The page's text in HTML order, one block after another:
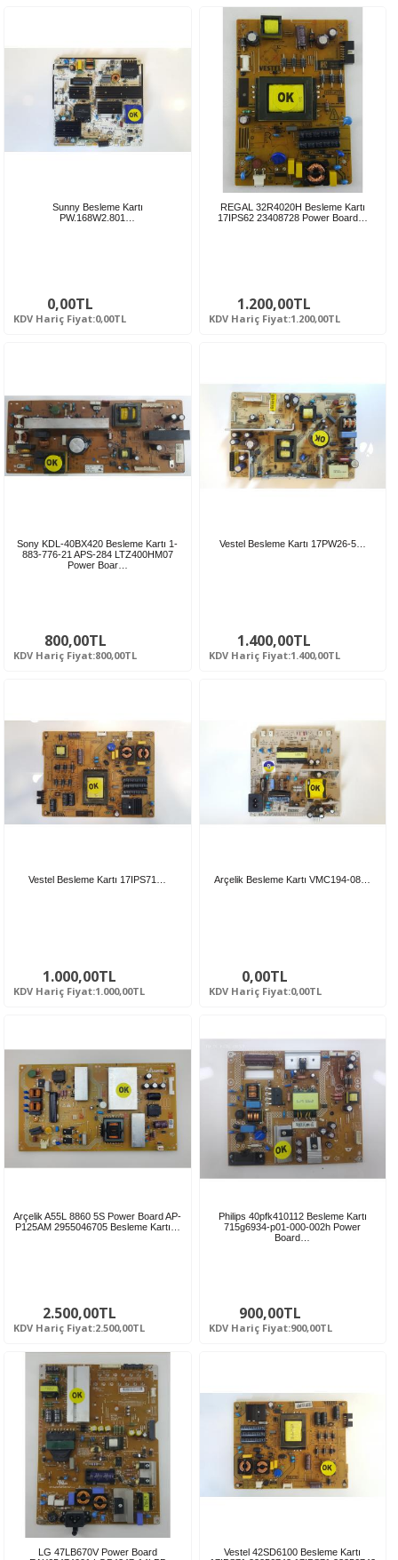
Sunny Besleme Kartı
PW.168W2.801…
0,00TL
KDV Hariç Fiyat:0,00TL
REGAL 32R4020H Besleme Kartı
17IPS62 23408728 Power Board…
1.200,00TL
KDV Hariç Fiyat:1.200,00TL
Sony KDL-40BX420 Besleme Kartı 1-
883-776-21 APS-284 LTZ400HM07
Power Boar…
800,00TL
KDV Hariç Fiyat:800,00TL
Vestel Besleme Kartı 17PW26-5…
1.400,00TL
KDV Hariç Fiyat:1.400,00TL
Vestel Besleme Kartı 17IPS71…
1.000,00TL
KDV Hariç Fiyat:1.000,00TL
Arçelik Besleme Kartı VMC194-08…
0,00TL
KDV Hariç Fiyat:0,00TL
Arçelik A55L 8860 5S Power Board AP-
P125AM 2955046705 Besleme Kartı…
2.500,00TL
KDV Hariç Fiyat:2.500,00TL
Philips 40pfk410112 Besleme Kartı
715g6934-p01-000-002h Power
Board…
900,00TL
KDV Hariç Fiyat:900,00TL
LG 47LB670V Power Board
Vestel 42SD6100 Besleme Kartı